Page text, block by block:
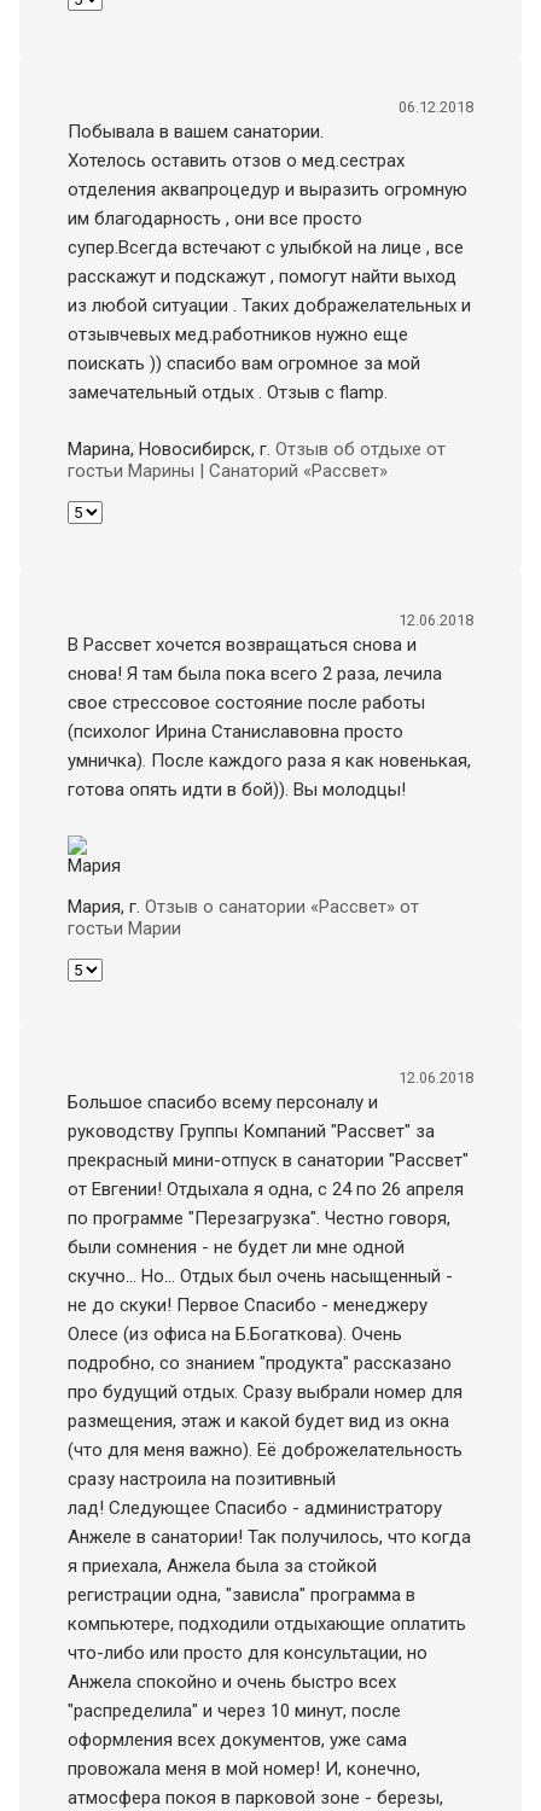
06.12.2018
Побывала в вашем санатории.
Хотелось оставить отзов о мед.сестрах
отделения аквапроцедур и выразить огромную
им благодарность , они все просто
супер.Всегда встечают с улыбкой на лице , все
расскажут и подскажут , помогут найти выход
из любой ситуации . Таких дображелательных и
отзывчевых мед.работников нужно еще
поискать )) спасибо вам огромное за мой
замечательный отдых . Отзыв с flamp.
Марина, Новосибирск, г. Отзыв об отдыхе от
гостьи Марины | Санаторий «Рассвет»
12.06.2018
В Рассвет хочется возвращаться снова и
снова! Я там была пока всего 2 раза, лечила
свое стрессовое состояние после работы
(психолог Ирина Станиславовна просто
умничка). После каждого раза я как новенькая,
готова опять идти в бой)). Вы молодцы!
Мария, г. Отзыв о санатории «Рассвет» от
гостьи Марии
12.06.2018
Большое спасибо всему персоналу и
руководству Группы Компаний "Рассвет" за
прекрасный мини-отпуск в санатории "Рассвет"
от Евгении! Отдыхала я одна, с 24 по 26 апреля
по программе "Перезагрузка". Честно говоря,
были сомнения - не будет ли мне одной
скучно... Но... Отдых был очень насыщенный -
не до скуки! Первое Спасибо - менеджеру
Олесе (из офиса на Б.Богаткова). Очень
подробно, со знанием "продукта" рассказано
про будущий отдых. Сразу выбрали номер для
размещения, этаж и какой будет вид из окна
(что для меня важно). Её доброжелательность
сразу настроила на позитивный
лад! Следующее Спасибо - администратору
Анжеле в санатории! Так получилось, что когда
я приехала, Анжела была за стойкой
регистрации одна, "зависла" программа в
компьютере, подходили отдыхающие оплатить
что-либо или просто для консультации, но
Анжела спокойно и очень быстро всех
"распределила" и через 10 минут, после
оформления всех документов, уже сама
провожала меня в мой номер! И, конечно,
атмосфера покоя в парковой зоне - березы,